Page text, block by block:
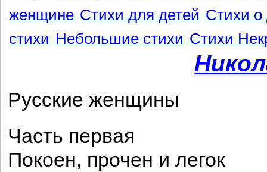
женщине Стихи для детей Стихи
стихи Небольшие стихи Стихи
Русские женщины
Часть первая
Покоен, прочен и легок